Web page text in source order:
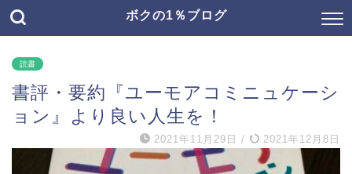
ボクの1％ブログ
読書
書評・要約『ユーモアコミニュケーシ
ョン』より良い人生を！
2021年11月29日 / 2021年12月8日